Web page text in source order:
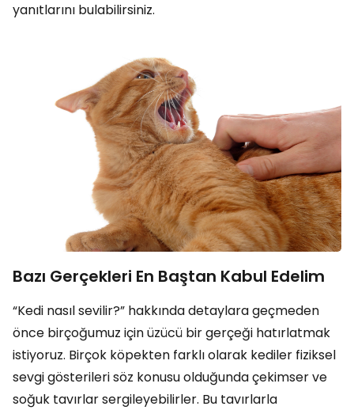
yanıtlarını bulabilirsiniz.
Bazı Gerçekleri En Baştan Kabul Edelim
“Kedi nasıl sevilir?” hakkında detaylara geçmeden
önce birçoğumuz için üzücü bir gerçeği hatırlatmak
istiyoruz. Birçok köpekten farklı olarak kediler fiziksel
sevgi gösterileri söz konusu olduğunda çekimser ve
soğuk tavırlar sergileyebilirler. Bu tavırlarla